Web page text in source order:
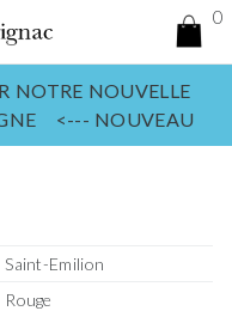
0
NOUVELLE
<--- NOUVEAU
Saint-Emilion
Rouge